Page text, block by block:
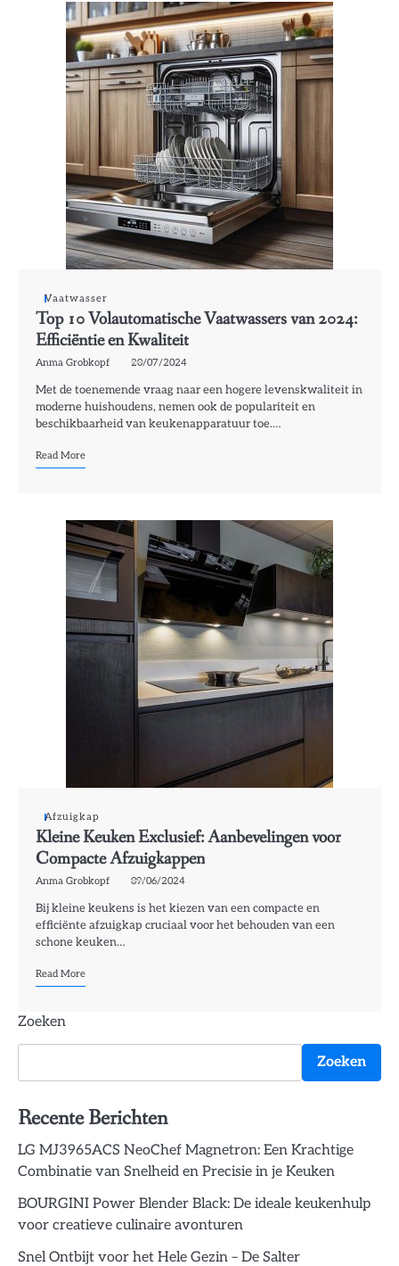
Vaatwasser
Top 10 Volautomatische Vaatwassers van 2024:
Efficiëntie en Kwaliteit
Anma Grobkopf 20/07/2024
Met de toenemende vraag naar een hogere levenskwaliteit in
moderne huishoudens, nemen ook de populariteit en
beschikbaarheid van keukenapparatuur toe.…
Read More
Afzuigkap
Kleine Keuken Exclusief: Aanbevelingen voor
Compacte Afzuigkappen
Anma Grobkopf 09/06/2024
Bij kleine keukens is het kiezen van een compacte en
efficiënte afzuigkap cruciaal voor het behouden van een
schone keuken…
Read More
Zoeken
Zoeken
Recente Berichten
LG MJ3965ACS NeoChef Magnetron: Een Krachtige
Combinatie van Snelheid en Precisie in je Keuken
BOURGINI Power Blender Black: De ideale keukenhulp
voor creatieve culinaire avonturen
Snel Ontbijt voor het Hele Gezin – De Salter